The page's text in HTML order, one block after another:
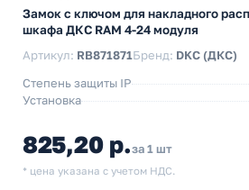
Замок с ключом для накладного
шкафа ДКС RAM 4-24 модуля
Артикул: RB871871Бренд: DKC (ДКС)
Степень защиты IP
Установка
825,20 р.за 1 шт
* цена указана с учетом НДС.